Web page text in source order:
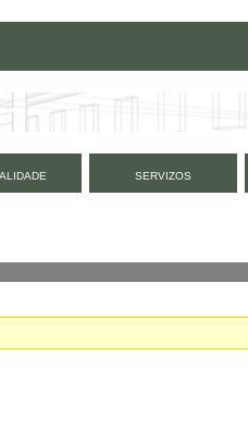
SERVIZOS